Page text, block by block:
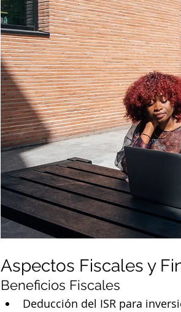
Aspectos Fiscales y
Beneficios Fiscales
Deducción del ISR para